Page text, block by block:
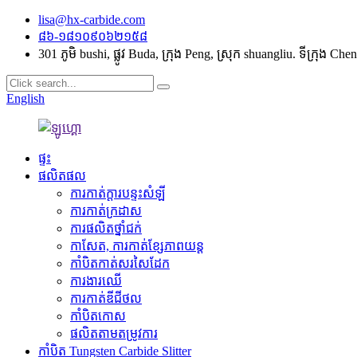
lisa@hx-carbide.com
៨៦-១៨១០៩០៦២១៥៨
301 ភូមិ bushi, ផ្លូវ Buda, ក្រុង Peng, ស្រុក shuangliu. ទីក្រុង
English
ផ្ទះ
ផលិតផល
ការកាត់ក្តារបន្ទះសំឡី
ការកាត់ក្រដាស
ការផលិតថ្នាំជក់
កាសែត, ការកាត់ខ្សែភាពយន្ត
កាំបិតកាត់សរសៃដែក
ការងារឈើ
ការកាត់ឌីជីថល
កាំបិត​កោស
ផលិតតាមតម្រូវការ
កាំបិត Tungsten Carbide Slitter